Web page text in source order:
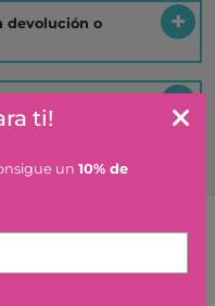
devolución o
combinan
ti!
un 10% de